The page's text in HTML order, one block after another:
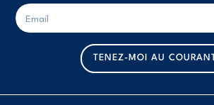
m
a
i
l
E
-
m
TENEZ-MOI AU